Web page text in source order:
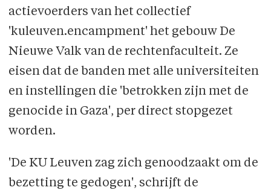
actievoerders van het collectief
'kuleuven.encampment' het gebouw De
Nieuwe Valk van de rechtenfaculteit. Ze
eisen dat de banden met alle universiteiten
en instellingen die 'betrokken zijn met de
genocide in Gaza', per direct stopgezet
worden.
'De KU Leuven zag zich genoodzaakt om de
bezetting te gedogen', schrijft de